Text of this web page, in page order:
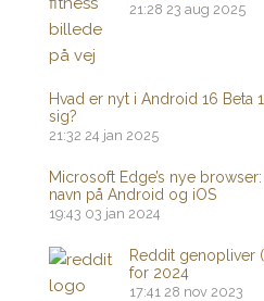
21:28 23 aug 2025
Hvad er nyt i Android 16 Beta
sig?
21:32 24 jan 2025
Microsoft Edge’s nye
navn på Android og iOS
19:43 03 jan 2024
Reddit genopliver
for 2024
17:41 28 nov 2023